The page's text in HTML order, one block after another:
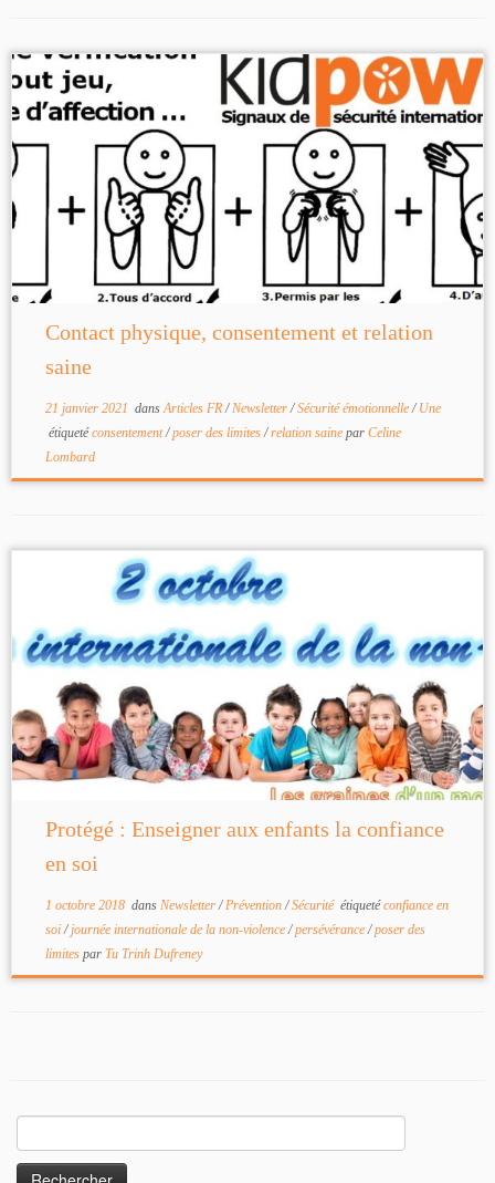
Contact physique, consentement et relation
saine
21 janvier 2021 dansArticles FR/Newsletter/Sécurité émotionnelle/ Une
étiquetéconsentement/poser des limites/relation saine par Celine
Lombard
Protégé : Enseigner aux enfants la confiance
en soi
1 octobre 2018dans Newsletter/Prévention/Sécurité étiquetéconfiance en
soi/journée internationale de la non-violence/persévérance/poser des
limites par Tu Trinh Dufreney